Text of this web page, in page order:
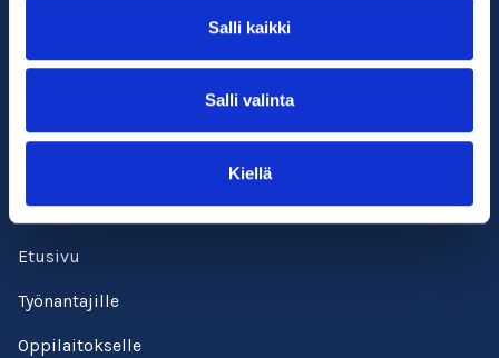
Salli kaikki
Salli valinta
Kiellä
Esterinportti 1, 3. krs.
050 529 6428
Etusivu
Työnantajille
Oppilaitokselle